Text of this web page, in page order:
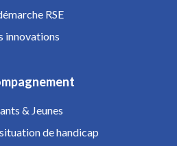
RSE
innovations
& Jeunes
de handicap